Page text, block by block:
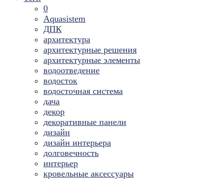
0
Aquasistem
ДПК
архитектура
архитектурные решения
архитектурные элементы
водоотведение
водосток
водосточная система
дача
декор
декоративные панели
дизайн
дизайн интерьера
долговечность
интерьер
кровельные аксессуары